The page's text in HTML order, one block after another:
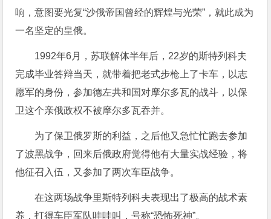
响，意图要光复“沙俄帝国曾经的辉煌与光荣”，就此成为
一名坚定的皇俄。
1992年6月，苏联解体半年后，22岁的斯特列科夫
完成毕业答辩当天，就带着把老式步枪上了卡车，以志
愿军的身份，参加德左共和国对摩尔多瓦的战斗，以保
卫这个亲俄政权不被摩尔多瓦吞并。
为了保卫俄罗斯的利益，之后他又急忙忙跑去参加
了波黑战争，回来后俄政府觉得他有大量实战经验，将
他征召入伍，又参加了两次车臣战争。
在这两场战争里斯特列科夫表现出了极高的战术素
养，打得车臣军队哇哇叫，号称“恐怖死神”。